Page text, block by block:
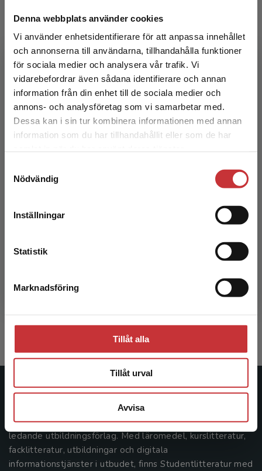
Denna webbplats använder cookies
Vi använder enhetsidentifierare för att anpassa innehållet
och annonserna till användarna, tillhandahålla funktioner
för sociala medier och analysera vår trafik. Vi
vidarebefordrar även sådana identifierare och annan
information från din enhet till de sociala medier och
annons- och analysföretag som vi samarbetar med.
Dessa kan i sin tur kombinera informationen med annan
information som du har tillhandahållit eller som de har
Nödvändig
Inställningar
Statistik
Marknadsföring
Tillåt alla
Tillåt urval
Avvisa
Begränsad fraktregion
Det verkar som att du besöker
studentlitteratur.se via en enhet utanför Sverige.
Vi erbjuder inte leveranser utanför Sverige. För
att kunna slutföra ett köp måste
Det otrygga arbetslivet i Sverige
Alfsonsson, Johan
295 kr inkl. moms
Exkl. moms: 278 kr
Alfsonsson, Johan
Exkl. moms: 173 kr
Studentlitteratur
Studentlitteratur grundades 1963 och är idag Sveriges
ledande utbildningsförlag. Med läromedel, kurslitteratur,
facklitteratur, utbildningar och digitala
informationstjänster i utbudet, finns Studentlitteratur med